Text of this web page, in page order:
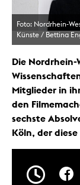
Foto: Nordrhein-
Künste / Bettina
Die
Mitglieder in
den
sechste
Köln, der